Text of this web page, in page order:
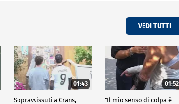
VEDI TUTTI
01:43
Sopravvissuti a Crans,
01:52
"Il mio senso di colpa è